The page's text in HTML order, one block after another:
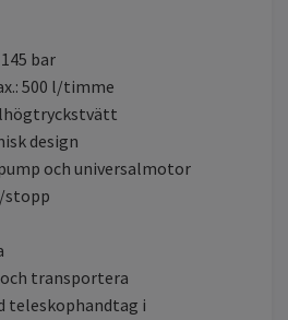
bar
500 l/timme
design
och universalmotor
stopp
transportera
teleskophandtag i